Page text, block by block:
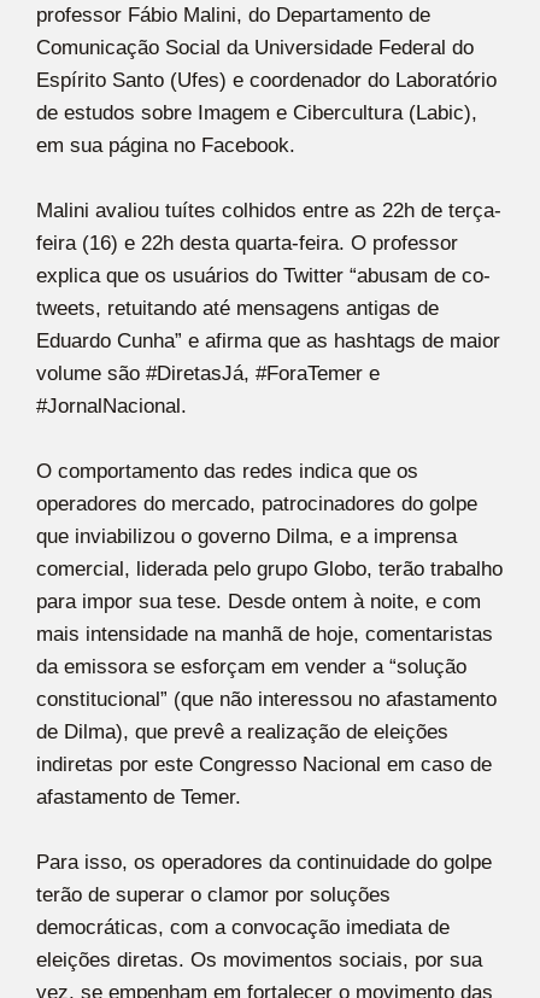
professor Fábio Malini, do Departamento de
Comunicação Social da Universidade Federal do
Espírito Santo (Ufes) e coordenador do Laboratório
de estudos sobre Imagem e Cibercultura (Labic),
em sua página no Facebook.
Malini avaliou tuítes colhidos entre as 22h de terça-
feira (16) e 22h desta quarta-feira. O professor
explica que os usuários do Twitter “abusam de co-
tweets, retuitando até mensagens antigas de
Eduardo Cunha” e afirma que as hashtags de maior
volume são #DiretasJá, #ForaTemer e
#JornalNacional.
O comportamento das redes indica que os
operadores do mercado, patrocinadores do golpe
que inviabilizou o governo Dilma, e a imprensa
comercial, liderada pelo grupo Globo, terão trabalho
para impor sua tese. Desde ontem à noite, e com
mais intensidade na manhã de hoje, comentaristas
da emissora se esforçam em vender a “solução
constitucional” (que não interessou no afastamento
de Dilma), que prevê a realização de eleições
indiretas por este Congresso Nacional em caso de
afastamento de Temer.
Para isso, os operadores da continuidade do golpe
terão de superar o clamor por soluções
democráticas, com a convocação imediata de
eleições diretas. Os movimentos sociais, por sua
vez, se empenham em fortalecer o movimento das